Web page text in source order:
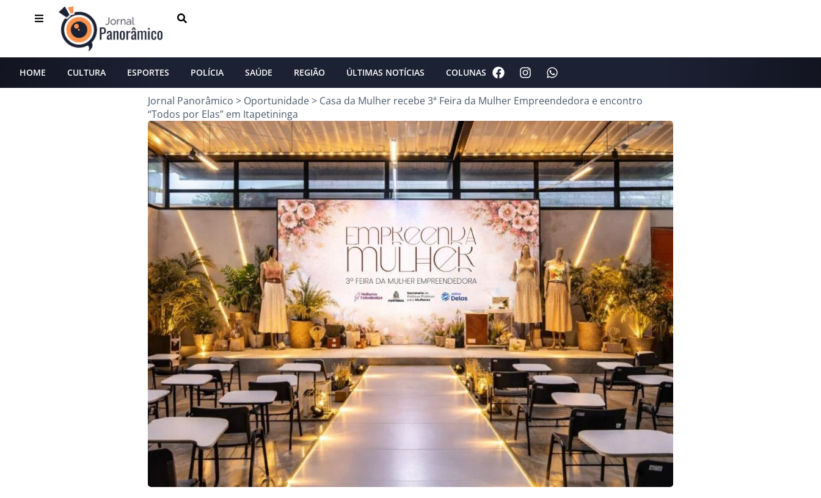
HOME CULTURA ESPORTES POLÍCIA SAÚDE REGIÃO ÚLTIMAS NOTÍCIAS COLUNAS
Jornal Panorâmico > Oportunidade> Casa da Mulher recebe 3ª Feira da Mulher Empreendedora e encontro
“Todos por Elas” em Itapetininga